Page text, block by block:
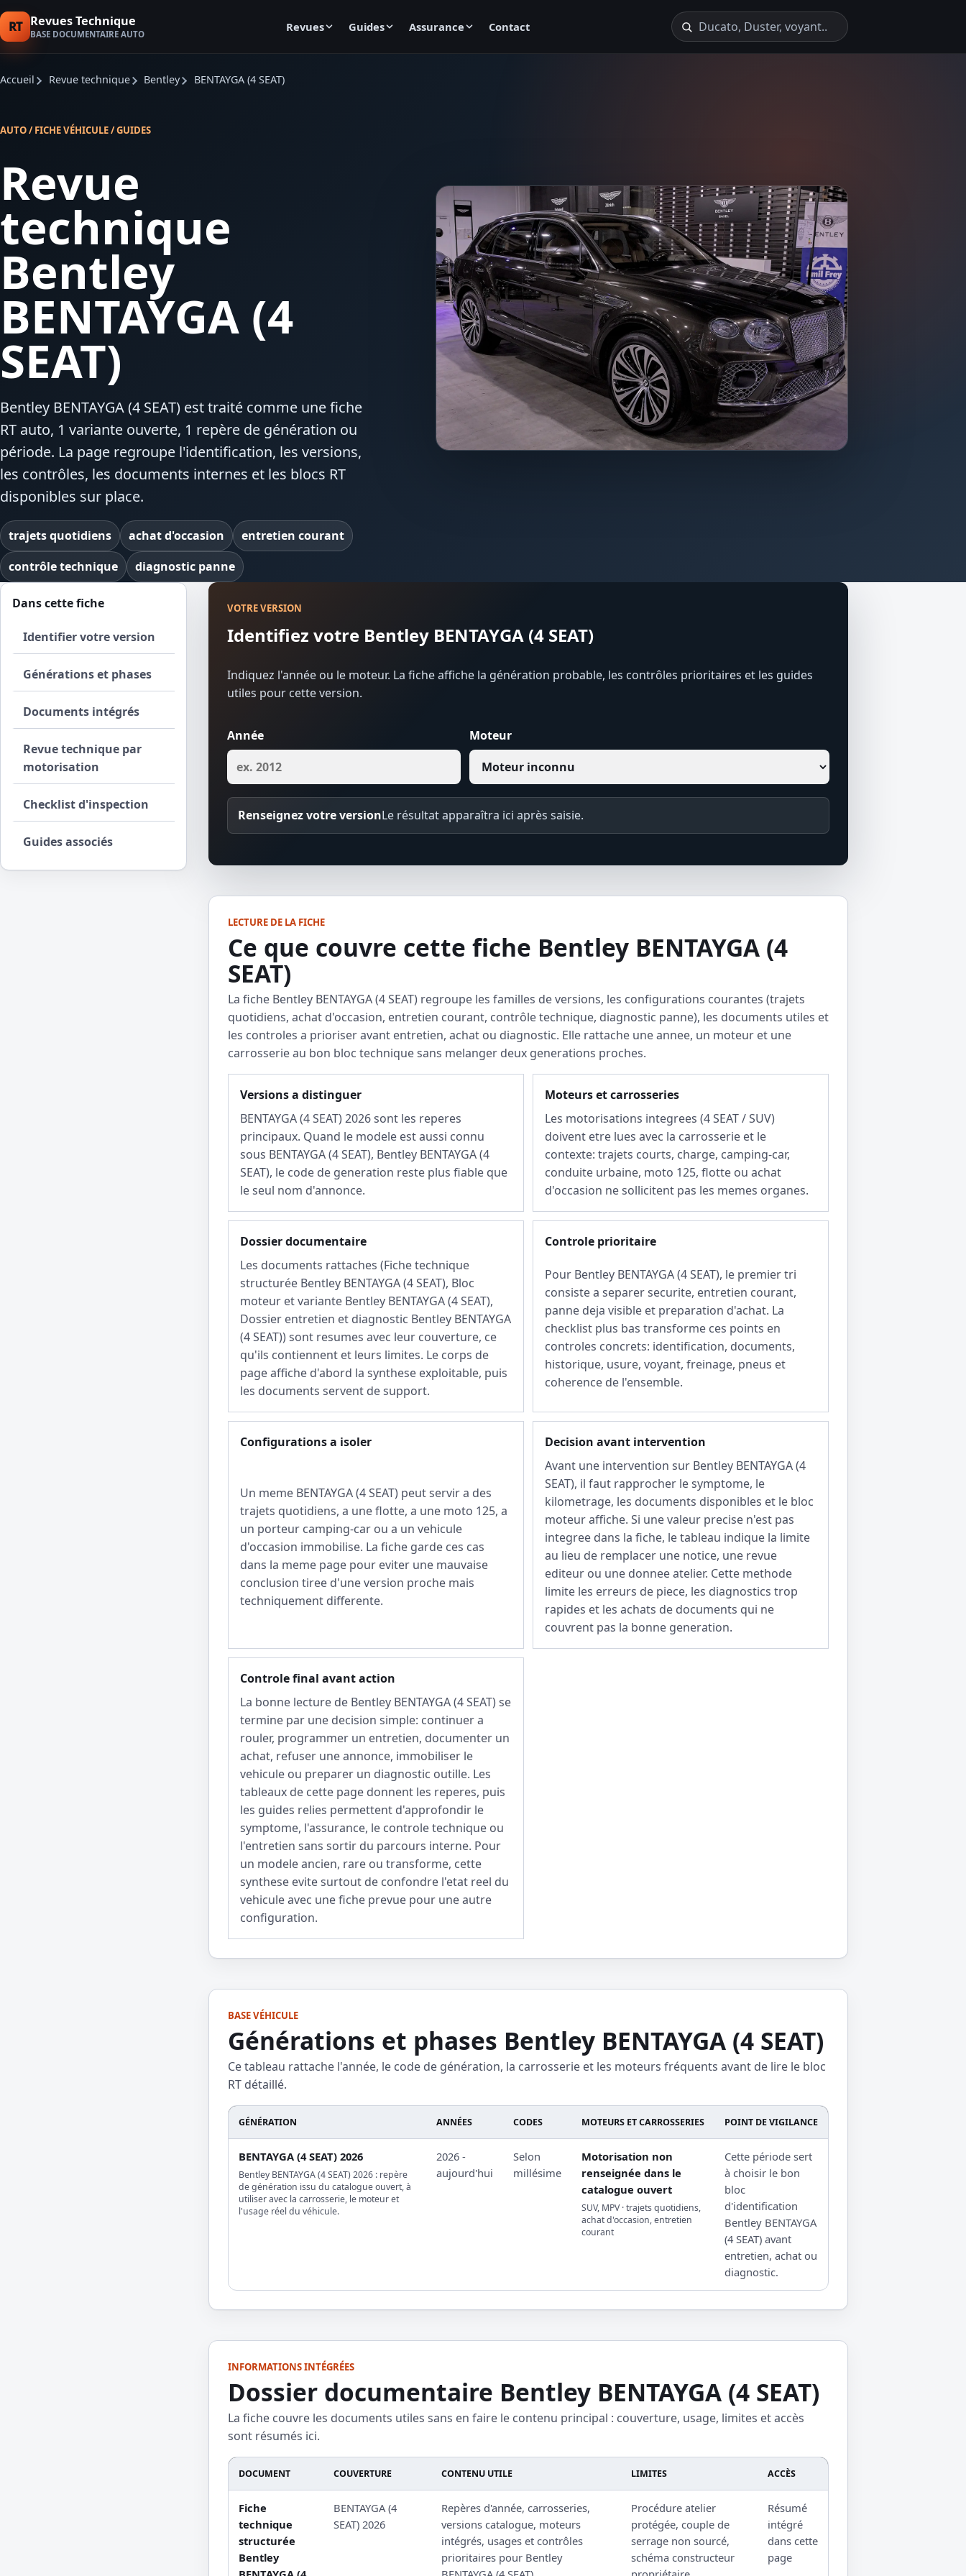
RT Revues Technique
BASE DOCUMENTAIRE AUTO
Revues Guides Assurance Contact
Recherche
Accueil Revue technique Bentley BENTAYGA (4 SEAT)
AUTO / FICHE VÉHICULE / GUIDES
Revue
technique
Bentley
BENTAYGA (4
SEAT)
Bentley BENTAYGA (4 SEAT) est traité comme une fiche
RT auto, 1 variante ouverte, 1 repère de génération ou
période. La page regroupe l'identification, les versions,
les contrôles, les documents internes et les blocs RT
disponibles sur place.
trajets quotidiens achat d'occasion
entretien courant
contrôle technique
diagnostic panne
Dans cette fiche
Identifier votre version
Générations et phases
Documents intégrés
Revue technique par
motorisation
Checklist d'inspection
Guides associés
VOTRE VERSION
Identifiez votre Bentley BENTAYGA (4 SEAT)
Indiquez l'année ou le moteur. La fiche affiche la génération probable, les contrôles prioritaires et les guides
utiles pour cette version.
Année Moteur
Renseignez votre versionLe résultat apparaîtra ici après saisie.
LECTURE DE LA FICHE
Ce que couvre cette fiche Bentley BENTAYGA (4
SEAT)
La fiche Bentley BENTAYGA (4 SEAT) regroupe les familles de versions, les configurations courantes (trajets
quotidiens, achat d'occasion, entretien courant, contrôle technique, diagnostic panne), les documents utiles et
les controles a prioriser avant entretien, achat ou diagnostic. Elle rattache une annee, un moteur et une
carrosserie au bon bloc technique sans melanger deux generations proches.
Versions a distinguer
BENTAYGA (4 SEAT) 2026 sont les reperes
principaux. Quand le modele est aussi connu
sous BENTAYGA (4 SEAT), Bentley BENTAYGA (4
SEAT), le code de generation reste plus fiable que
le seul nom d'annonce.
Moteurs et carrosseries
Les motorisations integrees (4 SEAT / SUV)
doivent etre lues avec la carrosserie et le
contexte: trajets courts, charge, camping-car,
conduite urbaine, moto 125, flotte ou achat
d'occasion ne sollicitent pas les memes organes.
Dossier documentaire
Les documents rattaches (Fiche technique
structurée Bentley BENTAYGA (4 SEAT), Bloc
moteur et variante Bentley BENTAYGA (4 SEAT),
Dossier entretien et diagnostic Bentley BENTAYGA
(4 SEAT)) sont resumes avec leur couverture, ce
qu'ils contiennent et leurs limites. Le corps de
page affiche d'abord la synthese exploitable, puis
les documents servent de support.
Controle prioritaire
Pour Bentley BENTAYGA (4 SEAT), le premier tri
consiste a separer securite, entretien courant,
panne deja visible et preparation d'achat. La
checklist plus bas transforme ces points en
controles concrets: identification, documents,
historique, usure, voyant, freinage, pneus et
coherence de l'ensemble.
Configurations a isoler
Un meme BENTAYGA (4 SEAT) peut servir a des
trajets quotidiens, a une flotte, a une moto 125, a
un porteur camping-car ou a un vehicule
d'occasion immobilise. La fiche garde ces cas
dans la meme page pour eviter une mauvaise
conclusion tiree d'une version proche mais
techniquement differente.
Decision avant intervention
Avant une intervention sur Bentley BENTAYGA (4
SEAT), il faut rapprocher le symptome, le
kilometrage, les documents disponibles et le bloc
moteur affiche. Si une valeur precise n'est pas
integree dans la fiche, le tableau indique la limite
au lieu de remplacer une notice, une revue
editeur ou une donnee atelier. Cette methode
limite les erreurs de piece, les diagnostics trop
rapides et les achats de documents qui ne
couvrent pas la bonne generation.
Controle final avant action
La bonne lecture de Bentley BENTAYGA (4 SEAT) se
termine par une decision simple: continuer a
rouler, programmer un entretien, documenter un
achat, refuser une annonce, immobiliser le
vehicule ou preparer un diagnostic outille. Les
tableaux de cette page donnent les reperes, puis
les guides relies permettent d'approfondir le
symptome, l'assurance, le controle technique ou
l'entretien sans sortir du parcours interne. Pour
un modele ancien, rare ou transforme, cette
synthese evite surtout de confondre l'etat reel du
vehicule avec une fiche prevue pour une autre
configuration.
BASE VÉHICULE
Générations et phases Bentley BENTAYGA (4 SEAT)
Ce tableau rattache l'année, le code de génération, la carrosserie et les moteurs fréquents avant de lire le bloc
RT détaillé.
GÉNÉRATION ANNÉES CODES MOTEURS ET CARROSSERIES POINT DE VIGILANCE
BENTAYGA (4 SEAT) 2026
Bentley BENTAYGA (4 SEAT) 2026 : repère
de génération issu du catalogue ouvert, à
utiliser avec la carrosserie, le moteur et
l'usage réel du véhicule.
2026 -
aujourd'hui
Selon
millésime
Motorisation non
renseignée dans le
catalogue ouvert
SUV, MPV · trajets quotidiens,
achat d'occasion, entretien
courant
Cette période sert
à choisir le bon
bloc
d'identification
Bentley BENTAYGA
(4 SEAT) avant
entretien, achat ou
diagnostic.
INFORMATIONS INTÉGRÉES
Dossier documentaire Bentley BENTAYGA (4 SEAT)
La fiche couvre les documents utiles sans en faire le contenu principal : couverture, usage, limites et accès
sont résumés ici.
DOCUMENT COUVERTURE CONTENU UTILE LIMITES ACCÈS
Fiche
technique
structurée
Bentley
BENTAYGA (4
SEAT) 2026
Repères d'année, carrosseries,
versions catalogue, moteurs
intégrés, usages et contrôles
prioritaires pour Bentley
Procédure atelier
protégée, couple de
serrage non sourcé,
schéma constructeur
Résumé
intégré
dans cette
page